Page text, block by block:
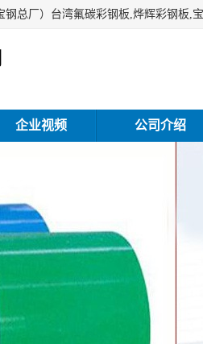
企业视频 公司介绍